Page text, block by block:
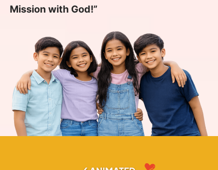
Mission with God!”